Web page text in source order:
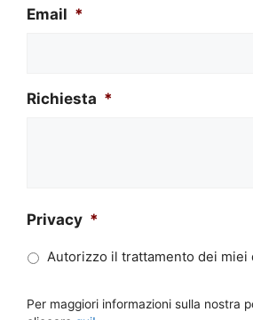
Email *
Richiesta *
Privacy *
Autorizzo il trattamento dei miei
Per maggiori informazioni sulla nostra